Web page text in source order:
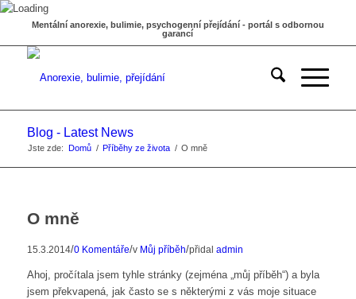
Mentální anorexie, bulimie, psychogenní přejídání - portál s odbornou
garancí
Blog - Latest News
Jste zde: Domů / Příběhy ze života / O mně
O mně
15.3.2014/0 Komentáře/v Můj příběh/přidal admin
Ahoj, pročítala jsem tyhle stránky (zejména „můj příběh“) a byla
jsem překvapená, jak často se s některými z vás moje situace